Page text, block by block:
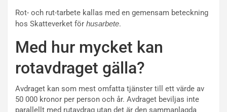
Rot- och rut-tarbete kallas med en gemensam beteckning
hos Skatteverket för husarbete.
Med hur mycket kan
rotavdraget gälla?
Avdraget kan som mest omfatta tjänster till ett värde av
50 000 kronor per person och år. Avdraget beviljas inte
parallellt med rutavdrag utan det är den sammanlagda